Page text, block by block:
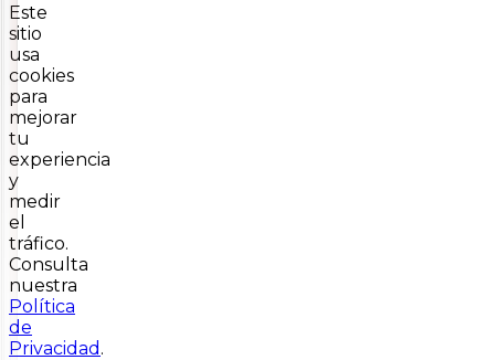
Este
sitio
usa
cookies
para
mejorar
tu
experiencia
y
medir
el
tráfico.
Consulta
nuestra
Política
de
Privacidad .